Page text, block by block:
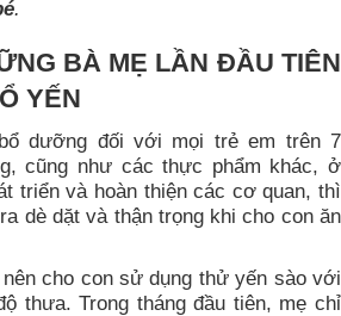
.
BÀ MẸ LẦN ĐẦU TIÊN
YẾN
dưỡng đối với mọi trẻ em trên 7
cũng như các thực phẩm khác, ở
triển và hoàn thiện các cơ quan, thì
dè dặt và thận trọng khi cho con ăn
cho con sử dụng thử yến sào với
thưa. Trong tháng đầu tiên, mẹ chỉ